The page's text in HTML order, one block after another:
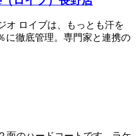
ロイブは、もっとも汗を
に徹底管理。専門家と連携の